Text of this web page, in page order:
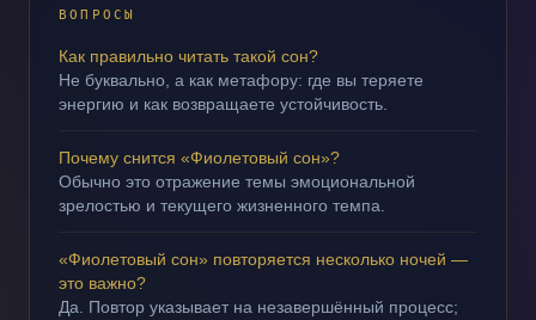
ВОПРОСЫ
Как правильно читать такой сон?
Не буквально, а как метафору: где вы теряете
энергию и как возвращаете устойчивость.
Почему снится «Фиолетовый сон»?
Обычно это отражение темы эмоциональной
зрелостью и текущего жизненного темпа.
«Фиолетовый сон» повторяется несколько ночей —
это важно?
Да. Повтор указывает на незавершённый процесс;